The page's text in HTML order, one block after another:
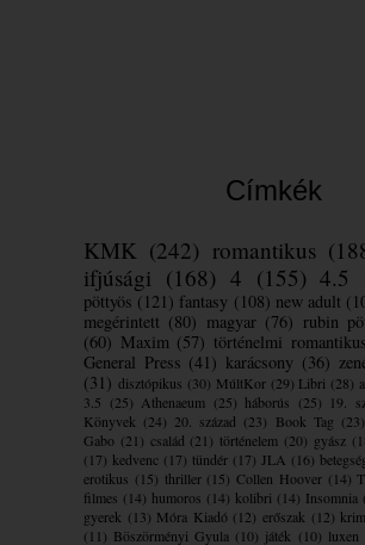
Címkék
KMK (242) romantikus
ifjúsági (168) 4 (155) 4.5
pöttyös (121) fantasy (108) new adult
megérintett (80) magyar (76) rubin
(60) Maxim (57) történelmi romantikus
General Press (41) karácsony (36)
(31) disztópikus (30) MúltKor (29) Libri (28)
3.5 (25) Athenaeum (25) háborús (25) 19.
Könyvek (24) 20. század (23) Book Tag (23)
Gabo (21) család (21) történelem (20) gyász
(17) kedvenc (17) tündér (17) JLA (16)
erotikus (15) thriller (15) Collen Hoover (14)
filmes (14) humoros (14) kolibri (14) Insomnia
gyerek (13) Móra Kiadó (12) erőszak (12)
(11) Böszörményi Gyula (10) játék (10) luxen